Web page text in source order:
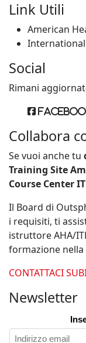
Link Utili
American
Social
Rimani
Collabora
Se vuoi anche tu
Training Site
Course Center
Il Board di
i requisiti, ti
istruttore AHA/
formazione nella
CONTATTACI
Newsletter